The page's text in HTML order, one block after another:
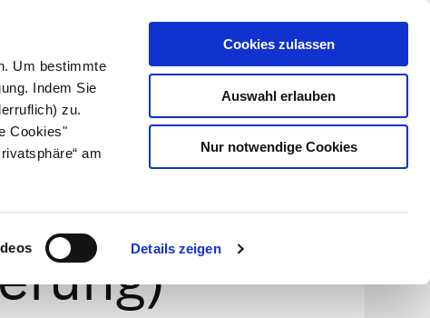
Um bestimmte
Indem Sie
zu.
Cookies"
am
Details zeigen
Cookies zulassen
Auswahl erlauben
Nur notwendige Cookies
Kundenlogin
Suche
leben Über uns